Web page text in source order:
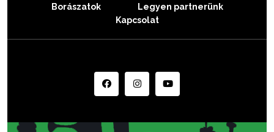
Borászatok
Legyen partnerünk
Kapcsolat